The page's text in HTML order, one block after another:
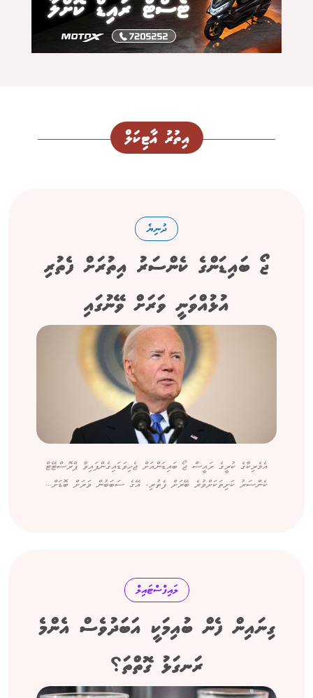
އިތުރު އާޓިކަލް
ދުނިޔެ
ޖޯ ބައިޑަންގެ ކެންސަރު އިތުރަށް ފެތުރި
އުޅުއްވަނީ ވަރަށް ވޭނުގައި
އެމެރިކާގެ ކުރީގެ ރައީސް ޖޯ ބައިޑަންއަށް ޖެހިވަޑައިގެންފައިވާ ޕްރޮސްޓޭޓް
ކެންސަރު ކަށިތަކަށްވުރެ ބޭރަށް ފެތުރި، އޭގެ ސަބަބުން ވަރަށް ބޮޑަށް...
ލައިފްސްޓައިލް
ގިނައިން ފެން ބުއިމަކީ އަބަދުވެސް އެންމެ
ރަނގަޅު ގޮތްތަ؟